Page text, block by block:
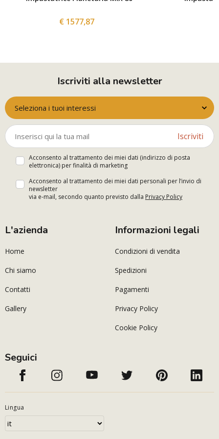
€ 1577,87
Iscriviti alla newsletter
Seleziona i tuoi interessi
Iscriviti
Acconsento al trattamento dei miei dati (indirizzo di posta
elettronica) per finalità di marketing
Acconsento al trattamento dei miei dati personali per l’invio di
newsletter
via e-mail, secondo quanto previsto dalla Privacy Policy
L'azienda
Home
Chi siamo
Contatti
Gallery
Informazioni legali
Condizioni di vendita
Spedizioni
Pagamenti
Privacy Policy
Cookie Policy
Seguici
Lingua